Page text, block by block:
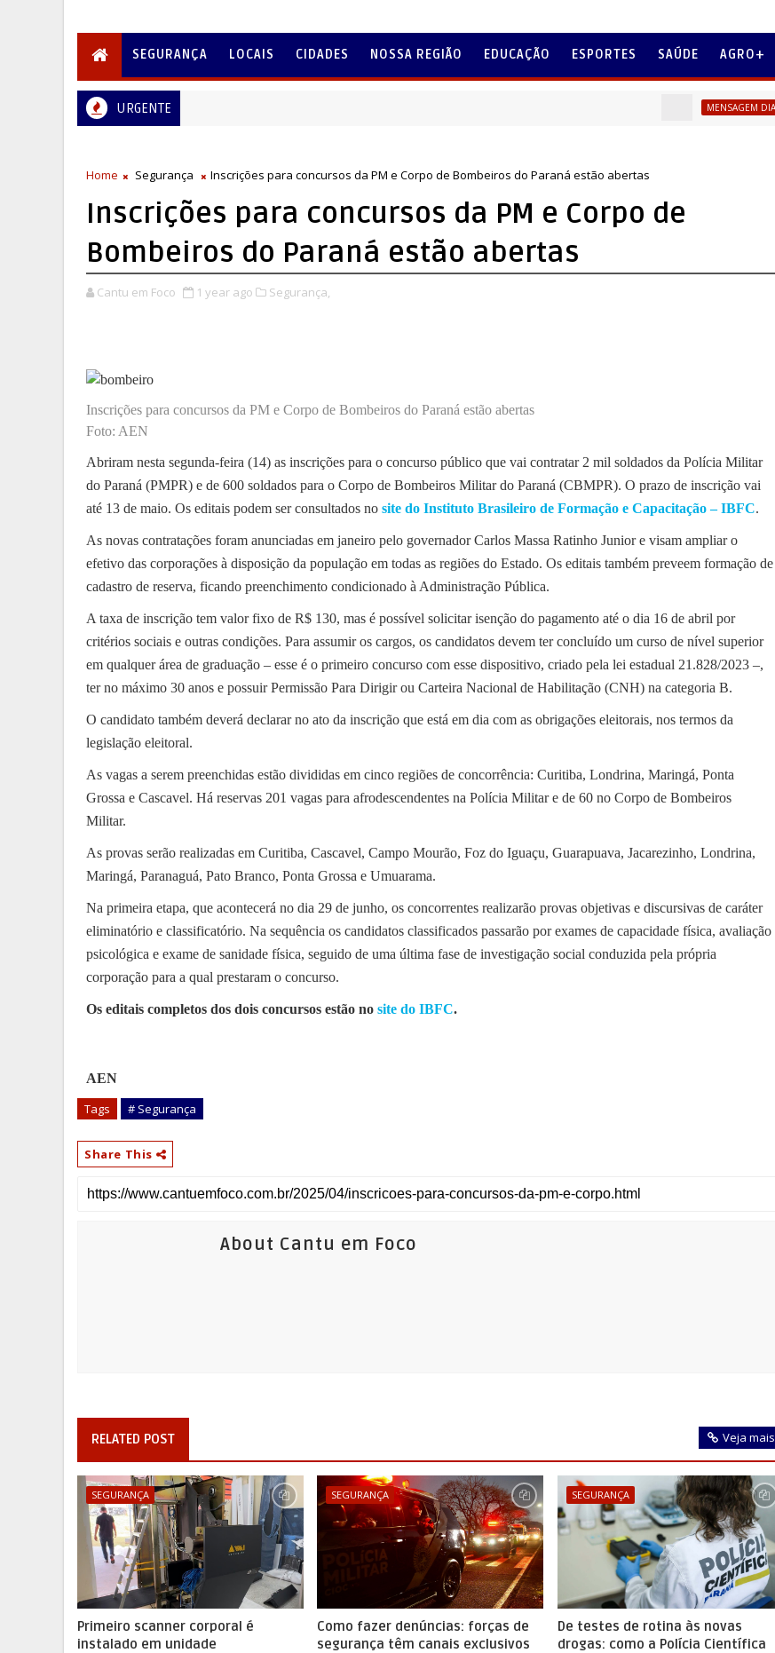
SEGURANÇA LOCAIS CIDADES NOSSA REGIÃO EDUCAÇÃO ESPORTES SAÚDE AGRO+
URGENTE MENSAGEM DIA DOS PAIS
Home Segurança Inscrições para concursos da PM e Corpo de Bombeiros do Paraná estão abertas
Inscrições para concursos da PM e Corpo de
Bombeiros do Paraná estão abertas
Cantu em Foco 1 year ago Segurança,
Inscrições para concursos da PM e Corpo de Bombeiros do Paraná estão abertas
Foto: AEN
Abriram nesta segunda-feira (14) as inscrições para o concurso público que vai contratar 2 mil soldados da Polícia Militar
do Paraná (PMPR) e de 600 soldados para o Corpo de Bombeiros Militar do Paraná (CBMPR). O prazo de inscrição vai
até 13 de maio. Os editais podem ser consultados no site do Instituto Brasileiro de Formação e Capacitação – IBFC.
As novas contratações foram anunciadas em janeiro pelo governador Carlos Massa Ratinho Junior e visam ampliar o
efetivo das corporações à disposição da população em todas as regiões do Estado. Os editais também preveem formação de
cadastro de reserva, ficando preenchimento condicionado à Administração Pública.
A taxa de inscrição tem valor fixo de R$ 130, mas é possível solicitar isenção do pagamento até o dia 16 de abril por
critérios sociais e outras condições. Para assumir os cargos, os candidatos devem ter concluído um curso de nível superior
em qualquer área de graduação – esse é o primeiro concurso com esse dispositivo, criado pela lei estadual 21.828/2023 –,
ter no máximo 30 anos e possuir Permissão Para Dirigir ou Carteira Nacional de Habilitação (CNH) na categoria B.
O candidato também deverá declarar no ato da inscrição que está em dia com as obrigações eleitorais, nos termos da
legislação eleitoral.
As vagas a serem preenchidas estão divididas em cinco regiões de concorrência: Curitiba, Londrina, Maringá, Ponta
Grossa e Cascavel. Há reservas 201 vagas para afrodescendentes na Polícia Militar e de 60 no Corpo de Bombeiros
Militar.
As provas serão realizadas em Curitiba, Cascavel, Campo Mourão, Foz do Iguaçu, Guarapuava, Jacarezinho, Londrina,
Maringá, Paranaguá, Pato Branco, Ponta Grossa e Umuarama.
Na primeira etapa, que acontecerá no dia 29 de junho, os concorrentes realizarão provas objetivas e discursivas de caráter
eliminatório e classificatório. Na sequência os candidatos classificados passarão por exames de capacidade física, avaliação
psicológica e exame de sanidade física, seguido de uma última fase de investigação social conduzida pela própria
corporação para a qual prestaram o concurso.
Os editais completos dos dois concursos estão no site do IBFC.
AEN
Tags # Segurança
Share This
About Cantu em Foco
RELATED POST Veja mais
SEGURANÇA
Primeiro scanner corporal é
instalado em unidade
SEGURANÇA
Como fazer denúncias: forças de
segurança têm canais exclusivos
SEGURANÇA
De testes de rotina às novas
drogas: como a Polícia Científica